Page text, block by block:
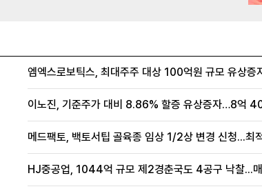
엠엑스로보틱스, 최대주주 대상 100억원 규모 유상
이노진, 기준주가 대비 8.86% 할증 유상증자…8억
메드팩토, 백토서팁 골육종 임상 1/2상 변경 신청...최
HJ중공업, 1044억 규모 제2경춘국도 4공구 낙찰...